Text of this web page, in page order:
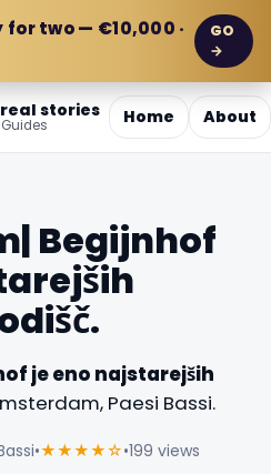
two — €10,000 ·
GO
→
stories Home About
Begijnhof
je eno najstarejših
Paesi Bassi.
•★★★★☆•199 views